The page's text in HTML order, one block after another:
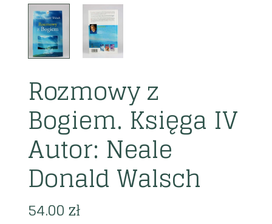
Rozmowy z
Bogiem. Księga IV
Autor: Neale
Donald Walsch
54.00zł